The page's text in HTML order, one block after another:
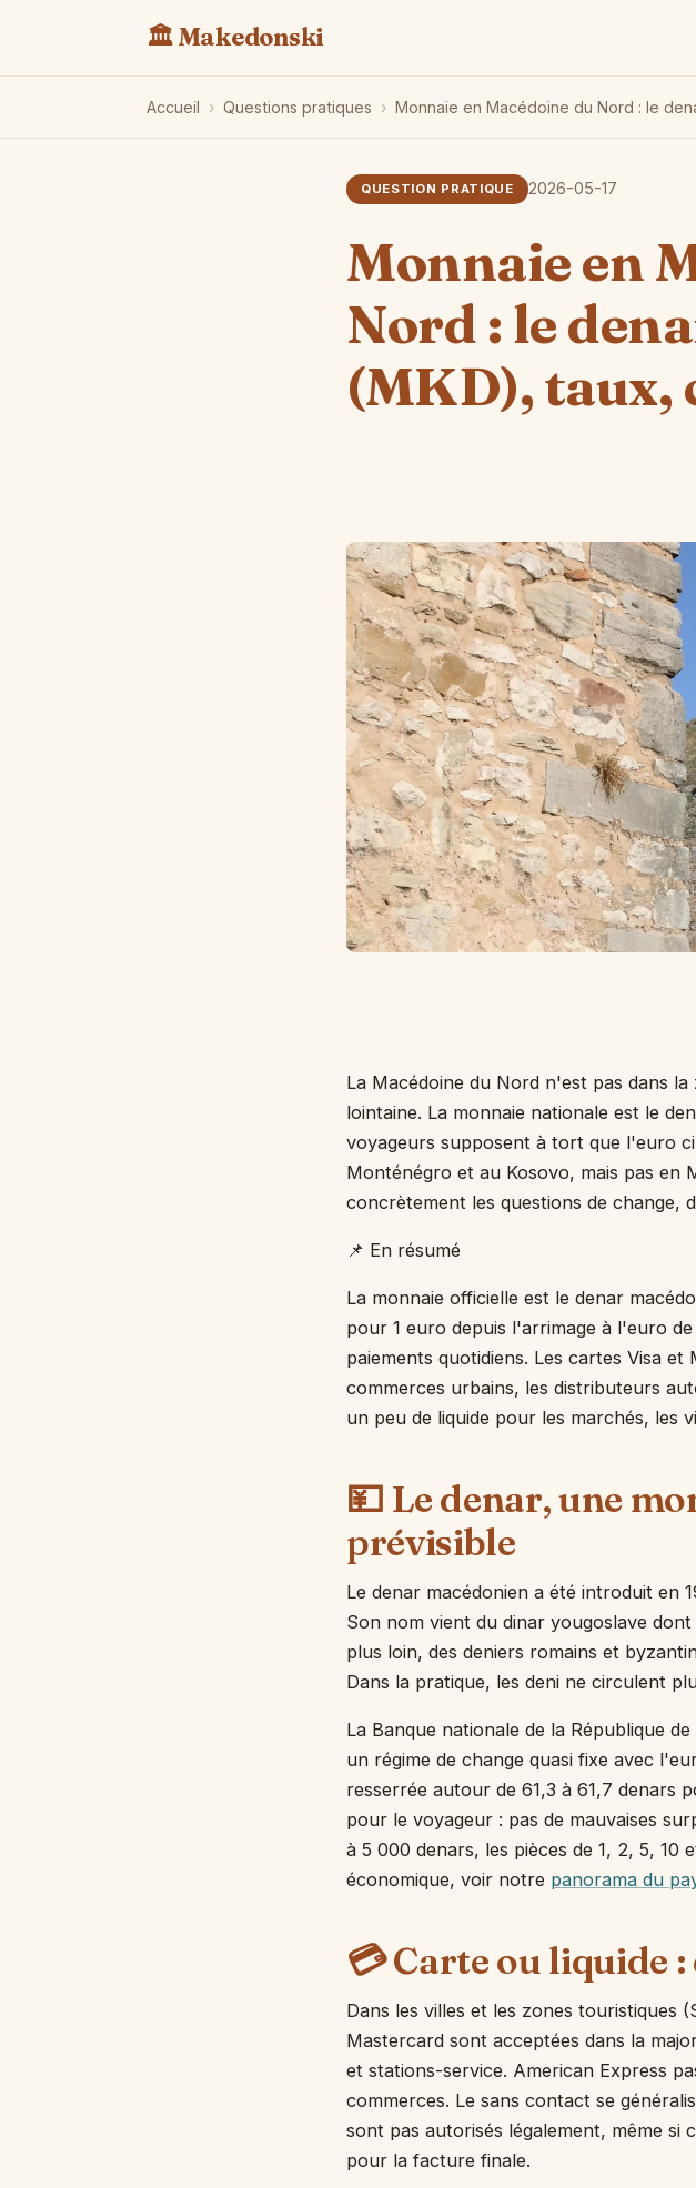
🏛️ Makedonski
Accueil › Questions pratiques › Monnaie en Macédoine du Nord : le
QUESTION PRATIQUE 2026-05-17
Monnaie en
Nord : le
(MKD), taux,
La Macédoine du Nord n'est pas dans
lointaine. La monnaie nationale est le
voyageurs supposent à tort que l'euro
Monténégro et au Kosovo, mais pas en
concrètement les questions de change,
📌 En résumé
La monnaie officielle est le denar
pour 1 euro depuis l'arrimage à l'euro
paiements quotidiens. Les cartes Visa
commerces urbains, les distributeurs
un peu de liquide pour les marchés, les
💴 Le denar, une
prévisible
Le denar macédonien a été introduit en
Son nom vient du dinar yougoslave
plus loin, des deniers romains et
Dans la pratique, les deni ne circulent
La Banque nationale de la République
un régime de change quasi fixe avec
resserrée autour de 61,3 à 61,7 denars
pour le voyageur : pas de mauvaises
à 5 000 denars, les pièces de 1, 2, 5, 10
économique, voir notre panorama du
💳 Carte ou liquide
Dans les villes et les zones touristiques
Mastercard sont acceptées dans la
et stations-service. American Express
commerces. Le sans contact se
sont pas autorisés légalement, même
pour la facture finale.